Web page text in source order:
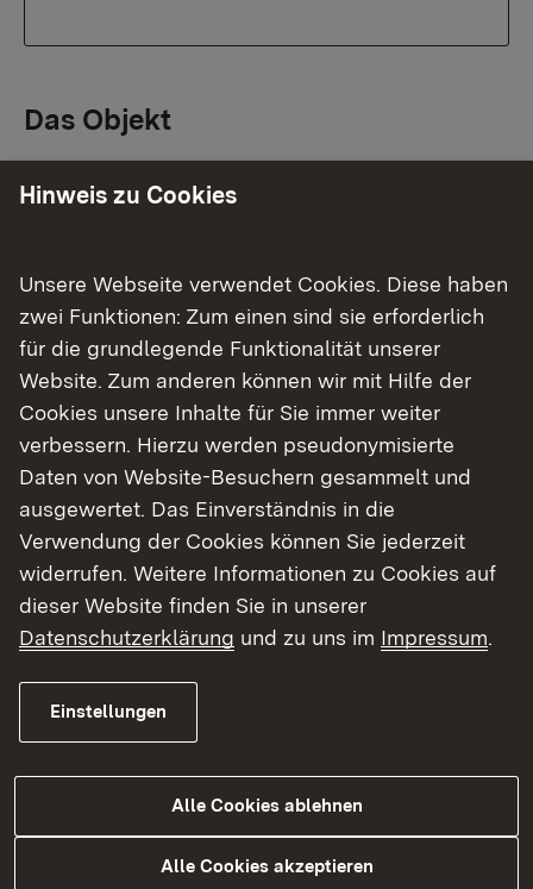
Das Objekt
Ortsteil Fürnsal Flurstück 60/1
Objektdaten
Erbaut:
Grundstücksgröße: 564 qm
Wohn-/Nutzfläche:derzeit nicht möglich
Baulicher Zustand:
Hinweis zu Cookies
Unsere Webseite verwendet Cookies. Diese haben
zwei Funktionen: Zum einen sind sie erforderlich
für die grundlegende Funktionalität unserer
Website. Zum anderen können wir mit Hilfe der
Cookies unsere Inhalte für Sie immer weiter
verbessern. Hierzu werden pseudonymisierte
Daten von Website-Besuchern gesammelt und
ausgewertet. Das Einverständnis in die
Verwendung der Cookies können Sie jederzeit
widerrufen. Weitere Informationen zu Cookies auf
dieser Website finden Sie in unserer
Datenschutzerklärung und zu uns im Impressum.
Einstellungen
Alle Cookies ablehnen
Alle Cookies akzeptieren